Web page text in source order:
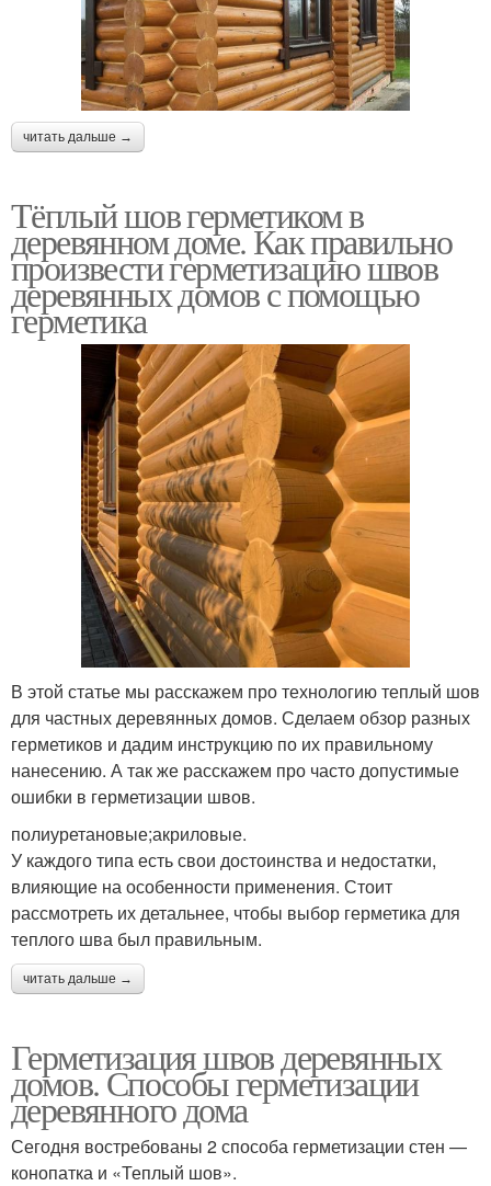
читать дальше →
Тёплый шов герметиком в
деревянном доме. Как правильно
произвести герметизацию швов
деревянных домов с помощью
герметика
В этой статье мы расскажем про технологию теплый шов
для частных деревянных домов. Сделаем обзор разных
герметиков и дадим инструкцию по их правильному
нанесению. А так же расскажем про часто допустимые
ошибки в герметизации швов.
полиуретановые;акриловые.
У каждого типа есть свои достоинства и недостатки,
влияющие на особенности применения. Стоит
рассмотреть их детальнее, чтобы выбор герметика для
теплого шва был правильным.
читать дальше →
Герметизация швов деревянных
домов. Способы герметизации
деревянного дома
Сегодня востребованы 2 способа герметизации стен —
конопатка и «Теплый шов».